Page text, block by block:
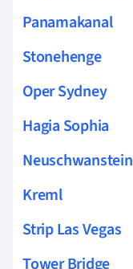
Panamakanal
Stonehenge
Oper Sydney
Hagia Sophia
Neuschwanstein
Kreml
Strip Las Vegas
Tower Bridge